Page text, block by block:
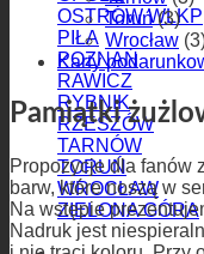
OSTRÓW WLKP
PIŁA
POZNAŃ
RAWICZ
RYBNIK
RZESZÓW
TARNÓW
TORUŃ
WROCŁAW
ZIELONA GÓRA
Toruń (3)
Wrocław
Karty
Pamiątki
Propozycje dla fanów
barw, które noszą w
Na wstępie
Nadruk jest